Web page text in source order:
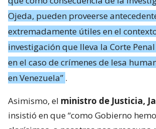
Ojeda, pueden proveerse
extremadamente útiles en el
investigación que lleva la Corte
en el caso de crímenes de lesa
en Venezuela” .
Asimismo, el ministro de Justicia,
insistió en que “como Gobierno